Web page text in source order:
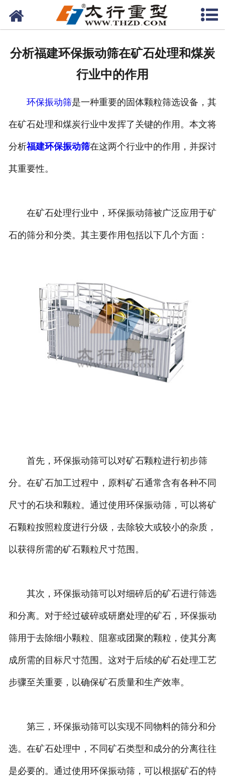
网站首页
联系我们
分析福建环保振动筛在矿石处理和煤炭
行业中的作用
环保振动筛是一种重要的固体颗粒筛选设备，其
在矿石处理和煤炭行业中发挥了关键的作用。本文将
分析福建环保振动筛在这两个行业中的作用，并探讨
其重要性。
在矿石处理行业中，环保振动筛被广泛应用于矿
石的筛分和分类。其主要作用包括以下几个方面：
首先，环保振动筛可以对矿石颗粒进行初步筛
分。在矿石加工过程中，原料矿石通常含有各种不同
尺寸的石块和颗粒。通过使用环保振动筛，可以将矿
石颗粒按照粒度进行分级，去除较大或较小的杂质，
以获得所需的矿石颗粒尺寸范围。
其次，环保振动筛可以对细碎后的矿石进行筛选
和分离。对于经过破碎或研磨处理的矿石，环保振动
筛用于去除细小颗粒、阻塞或团聚的颗粒，使其分离
成所需的目标尺寸范围。这对于后续的矿石处理工艺
步骤至关重要，以确保矿石质量和生产效率。
第三，环保振动筛可以实现不同物料的筛分和分
选。在矿石处理中，不同矿石类型和成分的分离往往
是必要的。通过使用环保振动筛，可以根据矿石的特